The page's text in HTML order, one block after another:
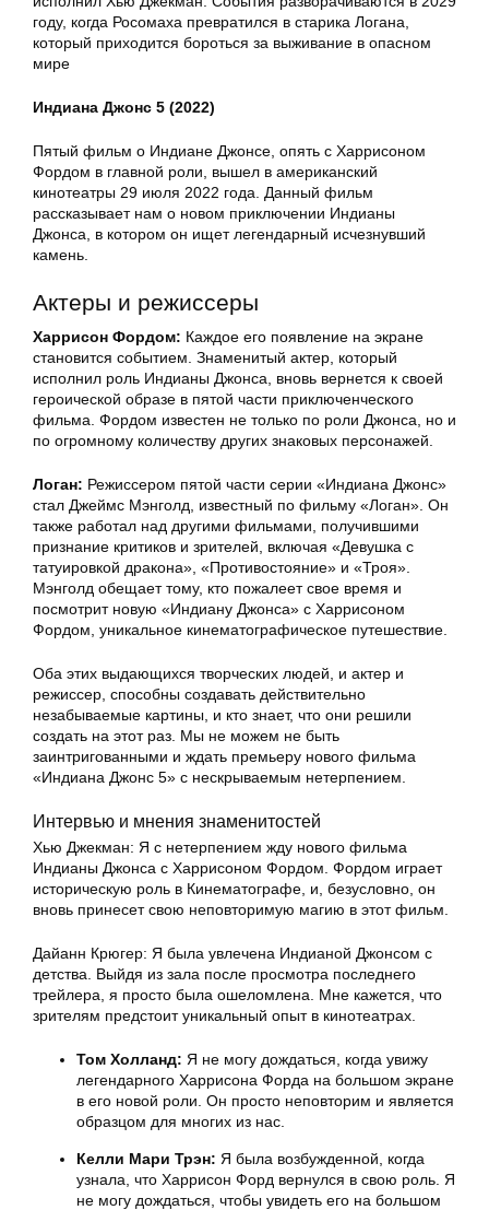
году, когда Росомаха превратился в старика Логана,
который приходится бороться за выживание в опасном
мире
Индиана Джонс 5 (2022)
Пятый фильм о Индиане Джонсе, опять с Харрисоном
Фордом в главной роли, вышел в американский
кинотеатры 29 июля 2022 года. Данный фильм
рассказывает нам о новом приключении Индианы
Джонса, в котором он ищет легендарный исчезнувший
камень.
Актеры и режиссеры
Харрисон Фордом: Каждое его появление на экране
становится событием. Знаменитый актер, который
исполнил роль Индианы Джонса, вновь вернется к своей
героической образе в пятой части приключенческого
фильма. Фордом известен не только по роли Джонса, но и
по огромному количеству других знаковых персонажей.
Логан: Режиссером пятой части серии «Индиана Джонс»
стал Джеймс Мэнголд, известный по фильму «Логан». Он
также работал над другими фильмами, получившими
признание критиков и зрителей, включая «Девушка с
татуировкой дракона», «Противостояние» и «Троя».
Мэнголд обещает тому, кто пожалеет свое время и
посмотрит новую «Индиану Джонса» с Харрисоном
Фордом, уникальное кинематографическое путешествие.
Оба этих выдающихся творческих людей, и актер и
режиссер, способны создавать действительно
незабываемые картины, и кто знает, что они решили
создать на этот раз. Мы не можем не быть
заинтригованными и ждать премьеру нового фильма
«Индиана Джонс 5» с нескрываемым нетерпением.
Интервью и мнения знаменитостей
Хью Джекман: Я с нетерпением жду нового фильма
Индианы Джонса с Харрисоном Фордом. Фордом играет
историческую роль в Кинематографе, и, безусловно, он
вновь принесет свою неповторимую магию в этот фильм.
Дайанн Крюгер: Я была увлечена Индианой Джонсом с
детства. Выйдя из зала после просмотра последнего
трейлера, я просто была ошеломлена. Мне кажется, что
зрителям предстоит уникальный опыт в кинотеатрах.
Том Холланд: Я не могу дождаться, когда увижу
легендарного Харрисона Форда на большом экране
в его новой роли. Он просто неповторим и является
образцом для многих из нас.
Келли Мари Трэн: Я была возбужденной, когда
узнала, что Харрисон Форд вернулся в свою роль. Я
не могу дождаться, чтобы увидеть его на большом